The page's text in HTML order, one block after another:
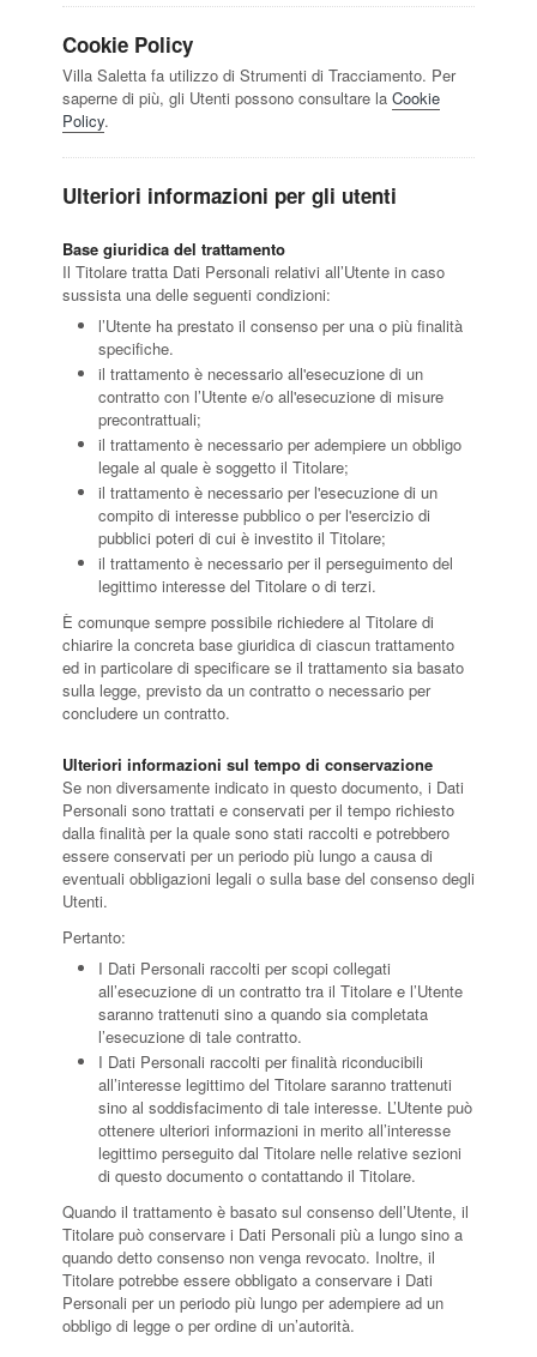
Cookie Policy
Villa Saletta fa utilizzo di Strumenti di Tracciamento. Per
saperne di più, gli Utenti possono consultare la Cookie
Policy.
Ulteriori informazioni per gli utenti
Base giuridica del trattamento
Il Titolare tratta Dati Personali relativi all’Utente in caso
sussista una delle seguenti condizioni:
l’Utente ha prestato il consenso per una o più finalità
specifiche.
il trattamento è necessario all'esecuzione di un
contratto con l’Utente e/o all'esecuzione di misure
precontrattuali;
il trattamento è necessario per adempiere un obbligo
legale al quale è soggetto il Titolare;
il trattamento è necessario per l'esecuzione di un
compito di interesse pubblico o per l'esercizio di
pubblici poteri di cui è investito il Titolare;
il trattamento è necessario per il perseguimento del
legittimo interesse del Titolare o di terzi.
È comunque sempre possibile richiedere al Titolare di
chiarire la concreta base giuridica di ciascun trattamento
ed in particolare di specificare se il trattamento sia basato
sulla legge, previsto da un contratto o necessario per
concludere un contratto.
Ulteriori informazioni sul tempo di conservazione
Se non diversamente indicato in questo documento, i Dati
Personali sono trattati e conservati per il tempo richiesto
dalla finalità per la quale sono stati raccolti e potrebbero
essere conservati per un periodo più lungo a causa di
eventuali obbligazioni legali o sulla base del consenso degli
Utenti.
Pertanto:
I Dati Personali raccolti per scopi collegati
all’esecuzione di un contratto tra il Titolare e l’Utente
saranno trattenuti sino a quando sia completata
l’esecuzione di tale contratto.
I Dati Personali raccolti per finalità riconducibili
all’interesse legittimo del Titolare saranno trattenuti
sino al soddisfacimento di tale interesse. L’Utente può
ottenere ulteriori informazioni in merito all’interesse
legittimo perseguito dal Titolare nelle relative sezioni
di questo documento o contattando il Titolare.
Quando il trattamento è basato sul consenso dell’Utente, il
Titolare può conservare i Dati Personali più a lungo sino a
quando detto consenso non venga revocato. Inoltre, il
Titolare potrebbe essere obbligato a conservare i Dati
Personali per un periodo più lungo per adempiere ad un
obbligo di legge o per ordine di un’autorità.